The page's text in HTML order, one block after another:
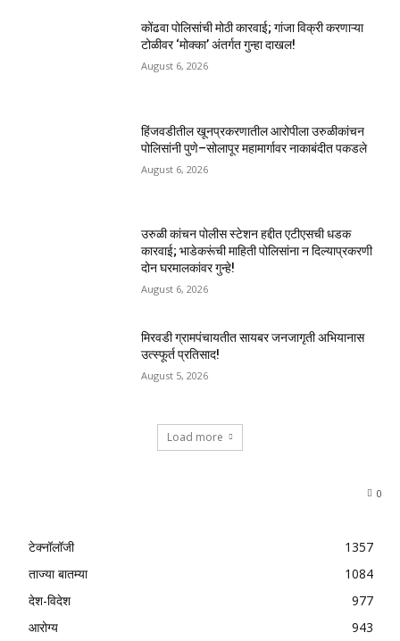
कोंढवा पोलिसांची मोठी कारवाई; गांजा विक्री करणाऱ्या
टोळीवर ‘मोक्का’ अंतर्गत गुन्हा दाखल!
August 6, 2026
हिंजवडीतील खूनप्रकरणातील आरोपीला उरुळीकांचन
पोलिसांनी पुणे–सोलापूर महामार्गावर नाकाबंदीत पकडले
August 6, 2026
उरुळी कांचन पोलीस स्टेशन हद्दीत एटीएसची धडक
कारवाई; भाडेकरूंची माहिती पोलिसांना न दिल्याप्रकरणी
दोन घरमालकांवर गुन्हे!
August 6, 2026
मिरवडी ग्रामपंचायतीत सायबर जनजागृती अभियानास
उत्स्फूर्त प्रतिसाद!
August 5, 2026
Load more
0
टेक्नॉलॉजी
1357
ताज्या बातम्या
1084
देश-विदेश
977
आरोग्य
943